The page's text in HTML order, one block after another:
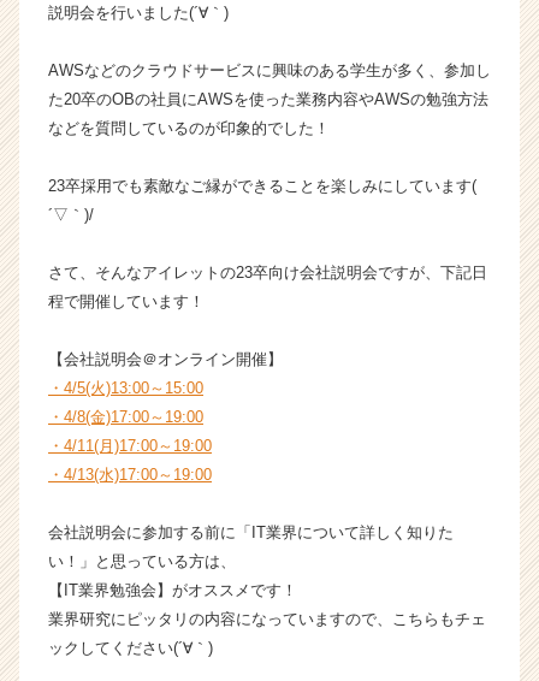
長
業
か
ス
ウ
届
く
サ
イ
ト
チ
ア
リ
ア
（C
h
e
説明会を行いました(´∀｀)
AWSなどのクラウドサービスに興味のある学生が多く、参加し
た20卒のOBの社員にAWSを使った業務内容やAWSの勉強方法
などを質問しているのが印象的でした！
23卒採用でも素敵なご縁ができることを楽しみにしています(
´▽｀)/
さて、そんなアイレットの23卒向け会社説明会ですが、下記日
程で開催しています！
【会社説明会＠オンライン開催】
・4/5(火)13:00～15:00
・4/8(金)17:00～19:00
・4/11(月)17:00～19:00
・4/13(水)17:00～19:00
会社説明会に参加する前に「IT業界について詳しく知りた
い！」と思っている方は、
【IT業界勉強会】がオススメです！
業界研究にピッタリの内容になっていますので、こちらもチェ
ックしてください(´∀｀)